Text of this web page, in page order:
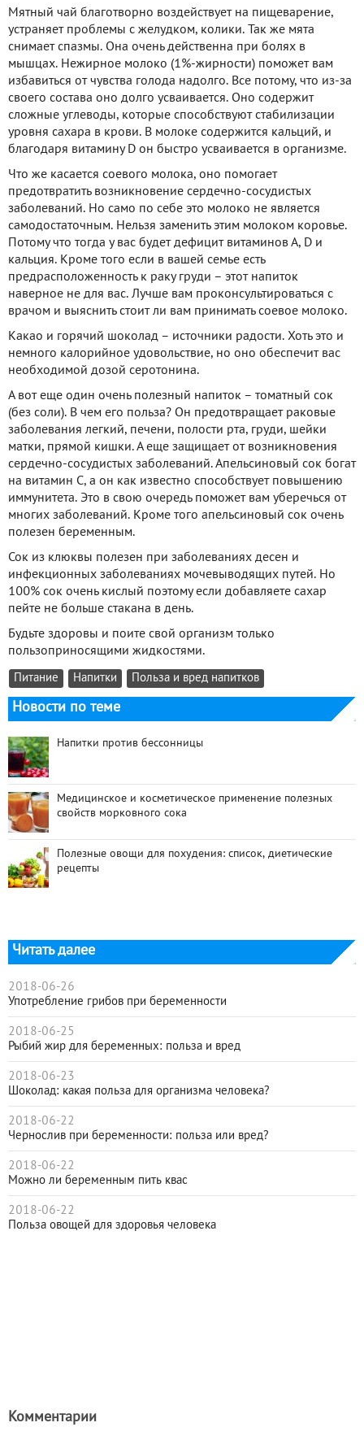
Мятный чай благотворно воздействует на пищеварение,
устраняет проблемы с желудком, колики. Так же мята
снимает спазмы. Она очень действенна при болях в
мышцах. Нежирное молоко (1%-жирности) поможет вам
избавиться от чувства голода надолго. Все потому, что из-за
своего состава оно долго усваивается. Оно содержит
сложные углеводы, которые способствуют стабилизации
уровня сахара в крови. В молоке содержится кальций, и
благодаря витамину D он быстро усваивается в организме.
Что же касается соевого молока, оно помогает
предотвратить возникновение сердечно-сосудистых
заболеваний. Но само по себе это молоко не является
самодостаточным. Нельзя заменить этим молоком коровье.
Потому что тогда у вас будет дефицит витаминов А, D и
кальция. Кроме того если в вашей семье есть
предрасположенность к раку груди – этот напиток
наверное не для вас. Лучше вам проконсультироваться с
врачом и выяснить стоит ли вам принимать соевое молоко.
Какао и горячий шоколад – источники радости. Хоть это и
немного калорийное удовольствие, но оно обеспечит вас
необходимой дозой серотонина.
А вот еще один очень полезный напиток – томатный сок
(без соли). В чем его польза? Он предотвращает раковые
заболевания легкий, печени, полости рта, груди, шейки
матки, прямой кишки. А еще защищает от возникновения
сердечно-сосудистых заболеваний. Апельсиновый сок богат
на витамин С, а он как известно способствует повышению
иммунитета. Это в свою очередь поможет вам уберечься от
многих заболеваний. Кроме того апельсиновый сок очень
полезен беременным.
Сок из клюквы полезен при заболеваниях десен и
инфекционных заболеваниях мочевыводящих путей. Но
100% сок очень кислый поэтому если добавляете сахар
пейте не больше стакана в день.
Будьте здоровы и поите свой организм только
пользоприносящими жидкостями.
Питание Напитки Польза и вред напитков
Новости по теме
Напитки против бессонницы
Медицинское и косметическое применение полезных
свойств морковного сока
Полезные овощи для похудения: список, диетические
рецепты
Читать далее
2018-06-26
Употребление грибов при беременности
2018-06-25
Рыбий жир для беременных: польза и вред
2018-06-23
Шоколад: какая польза для организма человека?
2018-06-22
Чернослив при беременности: польза или вред?
2018-06-22
Можно ли беременным пить квас
2018-06-22
Польза овощей для здоровья человека
Комментарии